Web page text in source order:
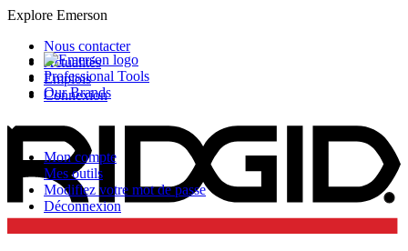
Explore Emerson
Professional Tools
Our Brands
Nous contacter
Actualités
Emplois
Connexion
Mon compte
Mes outils
Modifiez votre mot de passe
Déconnexion